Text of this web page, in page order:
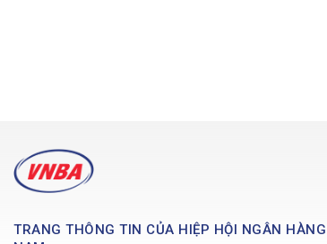
TRANG THÔNG TIN CỦA HIỆP HỘI NGÂN